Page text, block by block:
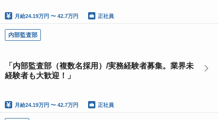
月給24.19万円 〜 42.7万円 正社員
内部監査部
「内部監査部（複数名採用）/実務経験者募集。業界未
経験者も大歓迎！」
月給24.19万円 〜 42.7万円 正社員